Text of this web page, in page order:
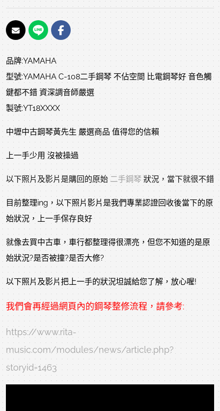
品牌:YAMAHA
型號:YAMAHA C-108二手鋼琴 不佔空間 比電鋼琴好 音色觸
鍵都不錯 資深調音師嚴選
製號:YT18XXXX
中壢中古鋼琴黃先生 嚴選商品 值得您的信賴
上一手少用 沒被操過
以下照片及影片是購回的原始 二手鋼琴狀況，當下就很不錯
目前整理ing，以下照片影片是我們專業認證回收後當下的原
始狀況，上一手保存良好
就像去買中古車，車行都整理得很漂亮，但您不知道的是原
始狀況?是否被撞?是否大修?
以下照片及影片把上一手的狀況坦誠給您了解，放心喔!
我們會再經過網頁內的鋼琴整修流程，請參考:
https://www.rita-
music.com/modules/news/article.php?
storyid=1463